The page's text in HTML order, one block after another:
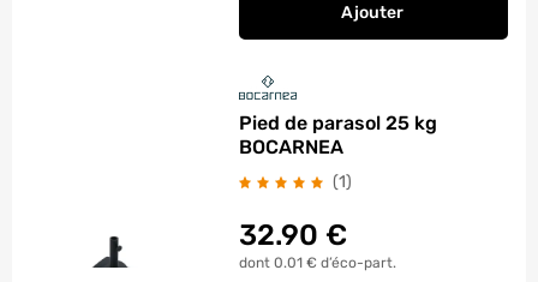
Ajouter
Pied amovible pour
Pied de parasol 25 kg
BOCARNEA
(1)
32.90 €
dont 0.01 € d’éco-part.